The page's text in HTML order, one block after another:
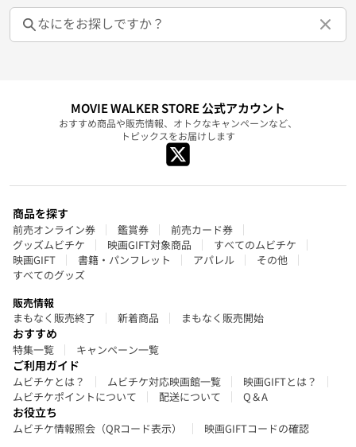
MOVIE WALKER STORE 公式アカウント
おすすめ商品や販売情報、オトクなキャンペーンなど、
トピックスをお届けします
商品を探す
前売オンライン券 鑑賞券
前売カード券
グッズムビチケ
映画GIFT対象商品
すべてのムビチケ
映画GIFT
書籍・パンフレット アパレル
その他
すべてのグッズ
販売情報
まもなく販売終了
新着商品 まもなく販売開始
おすすめ
特集一覧 キャンペーン一覧
ご利用ガイド
ムビチケとは？ ムビチケ対応映画館一覧
映画GIFTとは？
ムビチケポイントについて
配送について Q＆A
お役立ち
ムビチケ情報照会（QRコード表示） 映画GIFTコードの確認